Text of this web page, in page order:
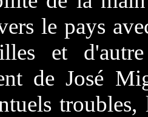
le pays
et
de José
troubles,